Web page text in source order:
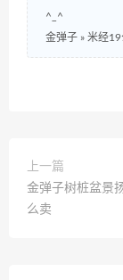
^_^
金弹子 » 米经19
上一篇
金弹子树桩盆景
么卖